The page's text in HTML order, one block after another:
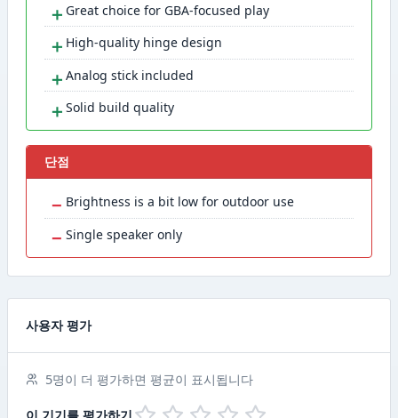
＋ Great choice for GBA-focused play
＋ High-quality hinge design
＋ Analog stick included
＋ Solid build quality
단점
− Brightness is a bit low for outdoor use
− Single speaker only
사용자 평가
5명이 더 평가하면 평균이 표시됩니다